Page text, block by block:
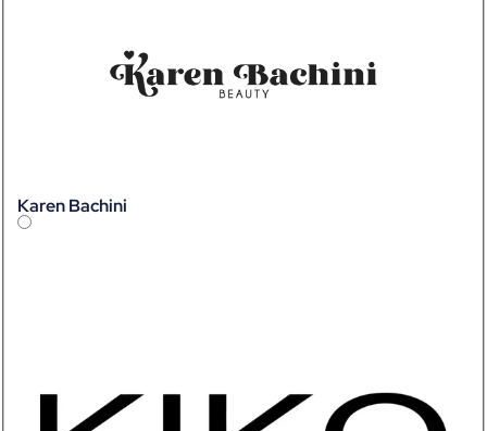
Karen Bachini